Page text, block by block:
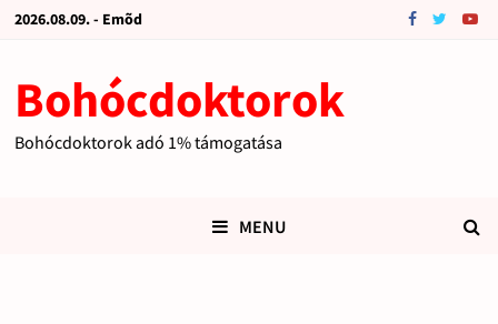
2026.08.09. - Emõd
Bohócdoktorok
Bohócdoktorok adó 1% támogatása
MENU